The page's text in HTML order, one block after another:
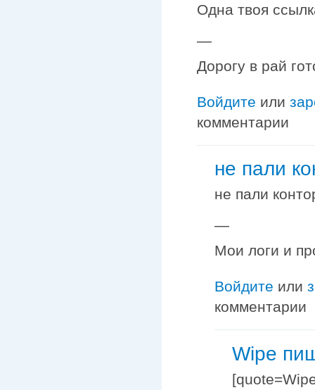
Одна твоя
—
Дорогу в рай
Войдите или
комментарии
не пали
не пали
—
Мои логи и
Войдите или
комментарии
Wipe